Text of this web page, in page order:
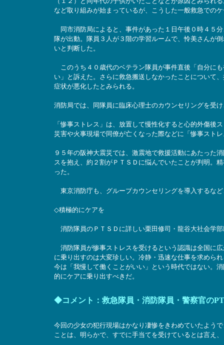
など取り組みが始まっているが、こうした一般救急での
同市消防局によると、事件があった１日午後０時４５
隊が出動。隊員３人が３階の学習ルームで、怜美さんが
いと判断した。
このうち４０歳代のベテラン隊員が事件直後「自分に
い」と訴えた。さらに救急搬送しなかったことについて
症状が悪化したとみられる。
消防局では、同隊員に臨床心理士のカウンセリングを受
「惨事ストレス」は、放置して慢性化すると心的外傷後
災害や火事現場で同僚が亡くなった際などに「惨事スト
９５年の阪神大震災では、激震地で救援活動にあたった
スを抱え、約２割がＰＴＳＤに悩んでいたことが判明。
った。
東京消防庁も、グループカウンセリングを導入するな
◇積極的にケアを
消防隊員のＰＴＳＤに詳しい栗田修司・龍谷大社会学
消防隊員が惨事ストレスを受けるという認識は全国に
に乗り出すのは大変珍しい。冷静・迅速な仕事を求めら
今は「我慢して働くことがいい」という時代ではない。
的にケアに乗り出すべきだ。
◆コメント：救急隊員・消防隊員・警察官の
今回の少女の犯行現場はかなり凄惨をきわめていたよう
ことは、明らかで、すでに手当てを受けているとは言え